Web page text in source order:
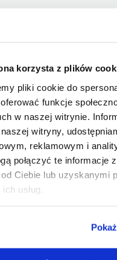
korzysta z plików
pliki cookie do
funkcje
w naszej witrynie.
witryny,
reklamowym i
połączyć te informacje
Ciebie lub uzyskanymi
usług.
4m - mocowanie
tekstylnego